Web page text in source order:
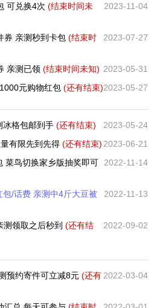
2023-11-04
可兑换4次 (结束时间未
2023-07-27
券 亲测秒到卡包 (结束时
2023-05-31
亲测已领 (结束时间未知)
2023-05-27
元购物红包 (还有结束)
2023-05-24
冰格包邮到手 (还有结束)
2023-06-21
有限先到先得 (还有结束)
2022-11-14
菜鸟切换家乡版抽奖即可
2022-11-13
/话费 亲测中4斤大豆被
2022-09-02
领取之后秒到 (还有结
2022-03-04
预约寄件可立减8元 (还有